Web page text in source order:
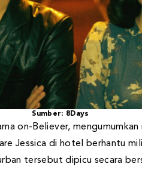
Sumber: 8Days
on-Believer,
Jessica di hotel berhantu
tersebut dipicu secara